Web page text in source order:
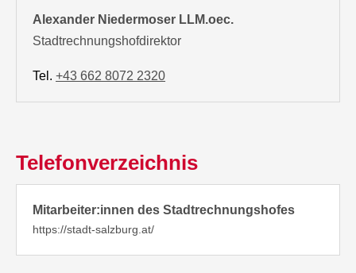
Alexander Niedermoser LLM.oec.
Stadtrechnungshofdirektor
Tel.+43 662 8072 2320
Telefonverzeichnis
Mitarbeiter:innen des Stadtrechnungshofes
https://stadt-salzburg.at/